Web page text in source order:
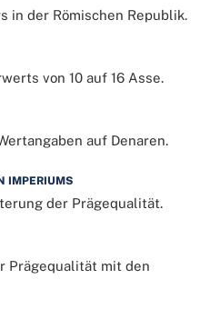
in der Römischen Republik.
von 10 auf 16 Asse.
auf Denaren.
IMPERIUMS
der Prägequalität.
Prägequalität mit den